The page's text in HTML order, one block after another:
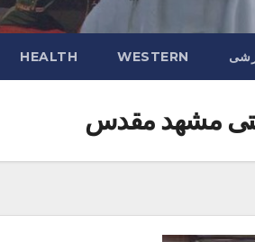
WESTERN
HEALTH
مشهد مقدس